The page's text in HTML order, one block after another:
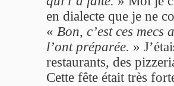
en dialecte que je ne
« Bon, c’est ces
l’ont préparée. »
restaurants, des
Cette fête était très